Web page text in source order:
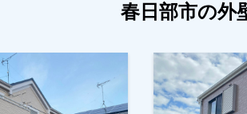
春日部市の外